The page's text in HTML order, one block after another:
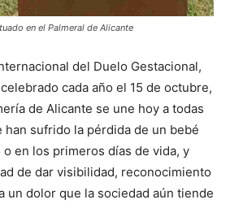
en el Palmeral de Alicante
del Duelo Gestacional,
cada año el 15 de octubre,
de Alicante se une hoy a todas
han sufrido la pérdida de un bebé
en los primeros días de vida, y
de dar visibilidad, reconocimiento
un dolor que la sociedad aún tiende